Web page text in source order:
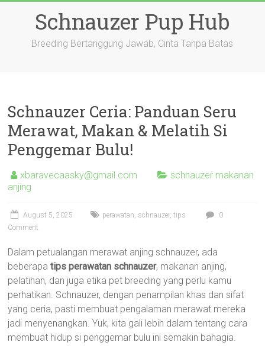
Schnauzer Pup Hub
Breeding Bertanggung Jawab, Cinta Tanpa Batas
Schnauzer Ceria: Panduan Seru
Merawat, Makan & Melatih Si
Penggemar Bulu!
xbaravecaasky@gmail.com
schnauzer makanan
anjing
August 5, 2025 perawatan, schnauzer,tips
0
Comment
Dalam petualangan merawat anjing schnauzer, ada
beberapatips perawatan schnauzer, makanan anjing,
pelatihan, dan juga etika pet breeding yang perlu kamu
perhatikan. Schnauzer, dengan penampilan khas dan sifat
yang ceria, pasti membuat pengalaman merawat mereka
jadi menyenangkan. Yuk, kita gali lebih dalam tentang cara
membuat hidup si penggemar bulu ini semakin bahagia.